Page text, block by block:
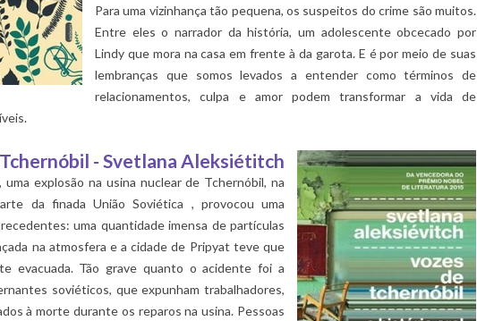
Para uma vizinhança tão pequena, os suspeitos do crime são muitos.
Entre eles o narrador da história, um adolescente obcecado por
Lindy que mora na casa em frente à da garota. E é por meio de suas
lembranças que somos levados a entender como términos de
relacionamentos, culpa e amor podem transformar a vida de
- Svetlana Aleksiétitch
uma explosão na usina nuclear de Tchernóbil, na
da finada União Soviética , provocou uma
uma quantidade imensa de partículas
na atmosfera e a cidade de Pripyat teve que
evacuada. Tão grave quanto o acidente foi a
soviéticos, que expunham trabalhadores,
à morte durante os reparos na usina. Pessoas